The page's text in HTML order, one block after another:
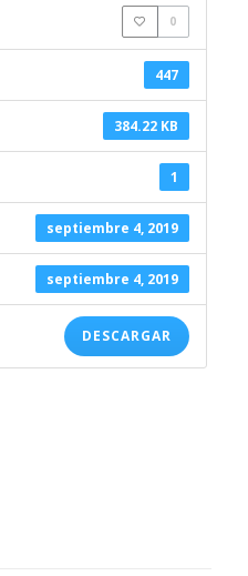
0
447
384.22 KB
1
septiembre 4, 2019
septiembre 4, 2019
DESCARGAR